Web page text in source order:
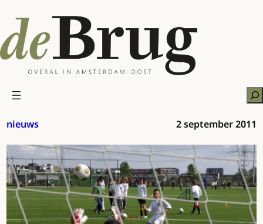
naar
de
inhoud
nieuws 2 september 2011